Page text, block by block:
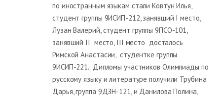
по иностранным языкам стали Ковтун Илья,
студент группы 9ИСИП-212, занявший I место,
Лузан Валерий, студент группы 9ПСО-101,
занявший II место, III место досталось
Римской Анастасии, студентке группы
9ИСИП-221. Дипломы участников Олимпиады по
русскому языку и литературе получили Трубина
Дарья, группа 9ДЗН-121, и Данилова Полина,